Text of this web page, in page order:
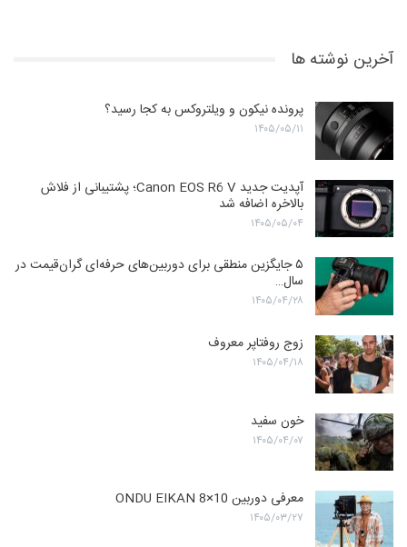
آخرین نوشته ها
پرونده نیکون و ویلتروکس به کجا رسید؟
۱۴۰۵/۰۵/۱۱
آپدیت جدید Canon EOS R6 V؛ پشتیبانی از فلاش
بالاخره اضافه شد
۱۴۰۵/۰۵/۰۴
۵ جایگزین منطقی برای دوربین‌های حرفه‌ای گران‌قیمت در
سال…
۱۴۰۵/۰۴/۲۸
زوج روفتاپر معروف
۱۴۰۵/۰۴/۱۸
خون سفید
۱۴۰۵/۰۴/۰۷
معرفی دوربین ONDU EIKAN 8×10
۱۴۰۵/۰۳/۲۷